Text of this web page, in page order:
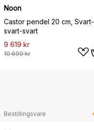
Noon
Castor pendel 20 cm, Svart-
svart-svart
9 619 kr
10 699 kr
Bestillingsvare